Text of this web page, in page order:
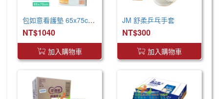
包如意看護墊 65x75cm (120片/箱) 產褥墊 看護墊 寵物墊
NT$1040
加入購物車
JM 舒柔乒乓手套
NT$300
加入購物車